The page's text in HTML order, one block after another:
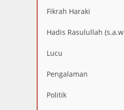
Fikrah Haraki
Hadis Rasulullah (s.a.w
Lucu
Pengalaman
Politik